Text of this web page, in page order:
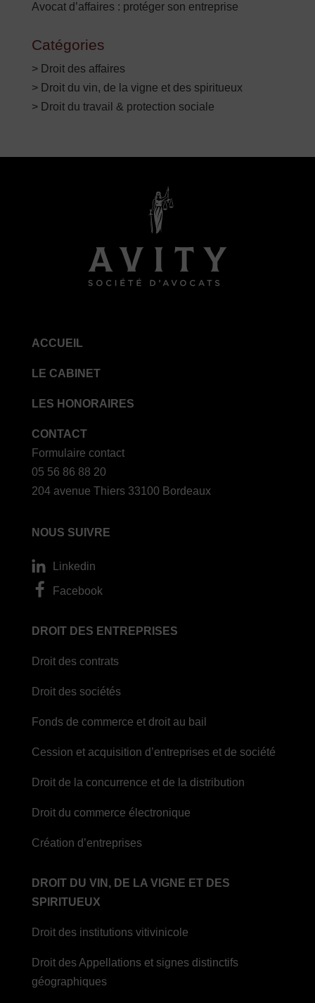
Avocat d’affaires : protéger son entreprise
Catégories
> Droit des affaires
> Droit du vin, de la vigne et des spiritueux
> Droit du travail & protection sociale
ACCUEIL
LE CABINET
LES HONORAIRES
CONTACT
Formulaire contact
05 56 86 88 20
204 avenue Thiers 33100 Bordeaux
NOUS SUIVRE
Linkedin
Facebook
DROIT DES ENTREPRISES
Droit des contrats
Droit des sociétés
Fonds de commerce et droit au bail
Cession et acquisition d’entreprises et de société
Droit de la concurrence et de la distribution
Droit du commerce électronique
Création d’entreprises
DROIT DU VIN, DE LA VIGNE ET DES
SPIRITUEUX
Droit des institutions vitivinicole
Droit des Appellations et signes distinctifs
géographiques